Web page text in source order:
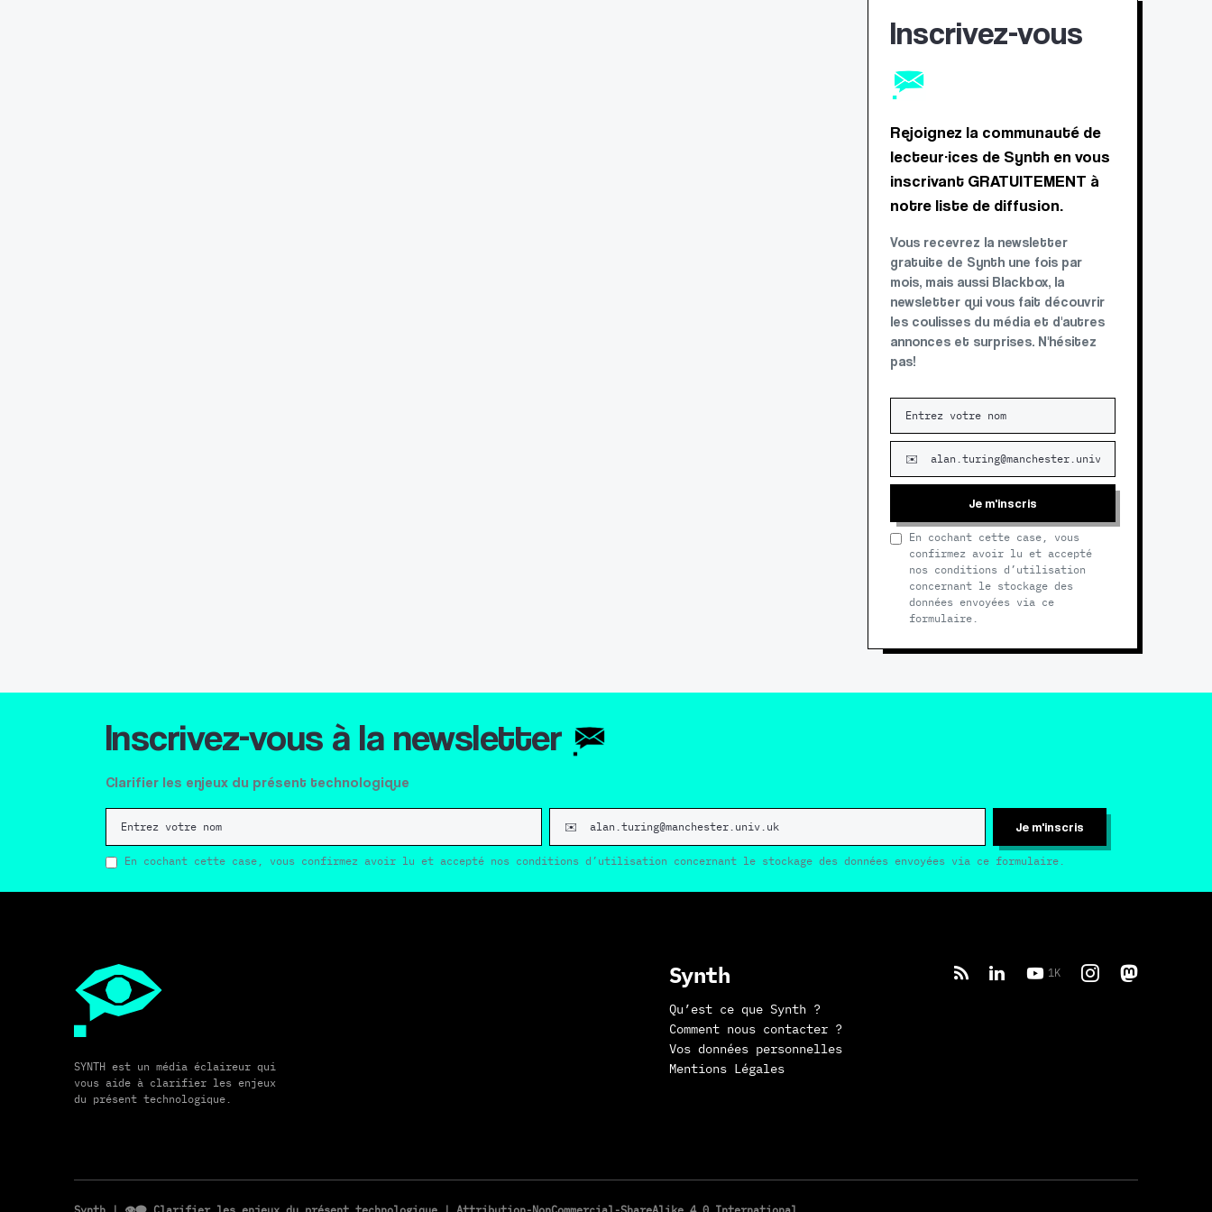
Inscrivez-vous
Rejoignez la communauté de
lecteur·ices de Synth en vous
inscrivant GRATUITEMENT à
notre liste de diffusion.
Vous recevrez la newsletter
gratuite de Synth une fois par
mois, mais aussi Blackbox, la
newsletter qui vous fait découvrir
les coulisses du média et d'autres
annonces et surprises. N'hésitez
pas!
Je m'inscris
En cochant cette case, vous
confirmez avoir lu et accepté
nos conditions d’utilisation
concernant le stockage des
données envoyées via ce
formulaire.
Inscrivez-vous à la newsletter
Clarifier les enjeux du présent technologique
Je m'inscris
En cochant cette case, vous confirmez avoir lu et accepté nos conditions d’utilisation concernant le stockage des données envoyées via ce formulaire.
SYNTH est un média éclaireur qui
vous aide à clarifier les enjeux
du présent technologique.
Synth
Qu’est ce que Synth ?
Comment nous contacter ?
Vos données personnelles
Mentions Légales
1K